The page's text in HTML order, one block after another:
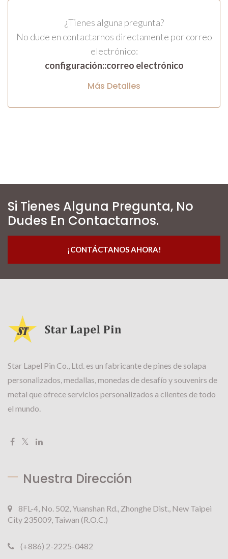
¿Tienes alguna pregunta?
No dude en contactarnos directamente por correo
electrónico:
configuración::correo electrónico
Más Detalles
Si Tienes Alguna Pregunta, No
Dudes En Contactarnos.
¡CONTÁCTANOS AHORA!
Star Lapel Pin Co., Ltd. es un fabricante de pines de solapa
personalizados, medallas, monedas de desafío y souvenirs de
metal que ofrece servicios personalizados a clientes de todo
el mundo.
Nuestra Dirección
8FL-4, No. 502, Yuanshan Rd., Zhonghe Dist., New Taipei
City 235009, Taiwan (R.O.C.)
(+886) 2-2225-0482